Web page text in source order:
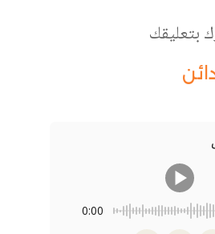
بتعليقك
0:00